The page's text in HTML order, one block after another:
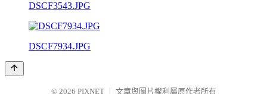
DSCF3543.JPG
DSCF7934.JPG
© 2026 PIXNET 文章與圖片權利屬原作者所有